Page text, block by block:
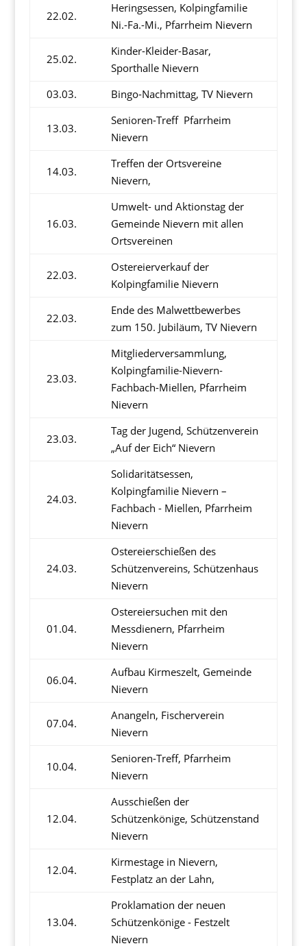
22.02.
Heringsessen, Kolpingfamilie
Ni.-Fa.-Mi., Pfarrheim Nievern
25.02.
Kinder-Kleider-Basar,
Sporthalle Nievern
03.03.
Bingo-Nachmittag, TV Nievern
13.03.
Senioren-Treff Pfarrheim
Nievern
14.03.
Treffen der Ortsvereine
Nievern,
16.03.
Umwelt- und Aktionstag der
Gemeinde Nievern mit allen
Ortsvereinen
22.03.
Ostereierverkauf der
Kolpingfamilie Nievern
22.03.
Ende des Malwettbewerbes
zum 150. Jubiläum, TV Nievern
23.03.
Mitgliederversammlung,
Kolpingfamilie-Nievern-
Fachbach-Miellen, Pfarrheim
Nievern
23.03.
Tag der Jugend, Schützenverein
„Auf der Eich“ Nievern
24.03.
Solidaritätsessen,
Kolpingfamilie Nievern –
Fachbach - Miellen, Pfarrheim
Nievern
24.03.
Ostereierschießen des
Schützenvereins, Schützenhaus
Nievern
01.04.
Ostereiersuchen mit den
Messdienern, Pfarrheim
Nievern
06.04.
Aufbau Kirmeszelt, Gemeinde
Nievern
07.04.
Anangeln, Fischerverein
Nievern
10.04.
Senioren-Treff, Pfarrheim
Nievern
12.04.
Ausschießen der
Schützenkönige, Schützenstand
Nievern
12.04.
Kirmestage in Nievern,
Festplatz an der Lahn,
13.04.
Proklamation der neuen
Schützenkönige - Festzelt
Nievern